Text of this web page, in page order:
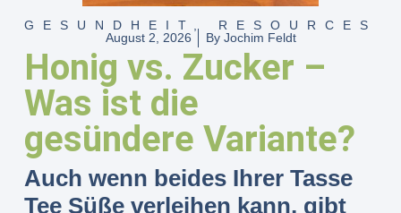
GESUNDHEIT , RESOURCES
August 2, 2026
ByJochim Feldt
Honig vs. Zucker –
Was ist die
gesündere Variante?
Auch wenn beides Ihrer Tasse
Tee Süße verleihen kann, gibt